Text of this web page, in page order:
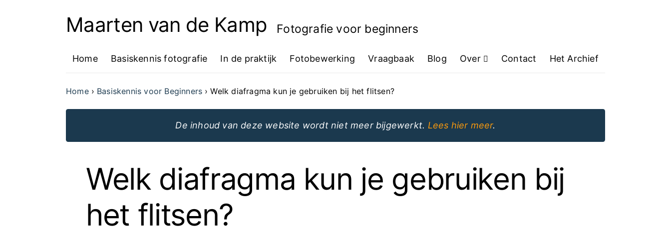
Ga
de
van
de
Maarten van de Kamp Fotografie voor beginners
Home Basiskennis fotografie In de praktijk Fotobewerking Vraagbaak Blog Over Contact Het Archief
Home Basiskennis voor Beginners Welk diafragma kun je gebruiken bij het flitsen?
De inhoud van deze website wordt niet meer bijgewerkt. Lees hier meer.
Welk diafragma kun je gebruiken bij
het flitsen?